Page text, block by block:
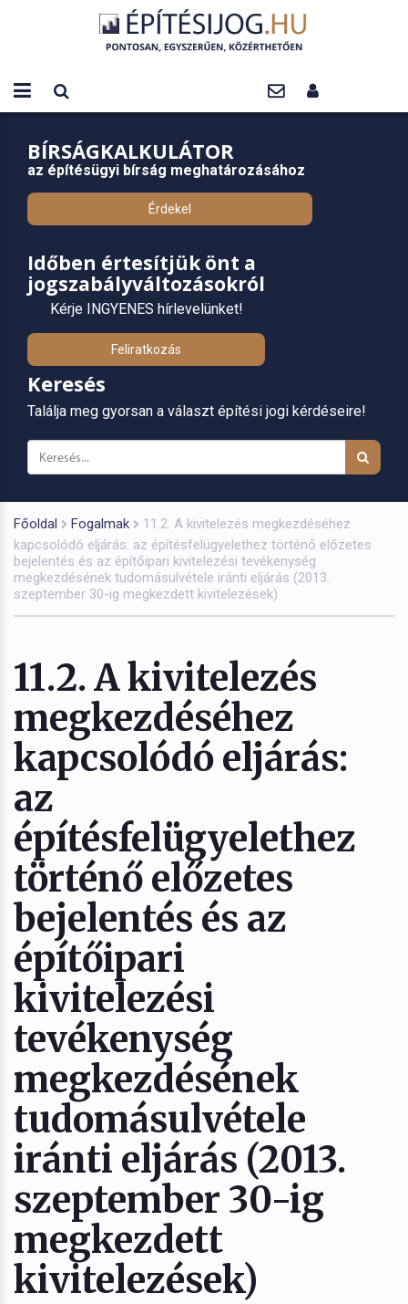
BÍRSÁGKALKULÁTOR
az építésügyi bírság meghatározásához
Érdekel
Időben értesítjük önt a
jogszabályváltozásokról
Kérje INGYENES hírlevelünket!
Feliratkozás
Keresés
Találja meg gyorsan a választ építési jogi kérdéseire!
Főoldal Fogalmak
11.2. A kivitelezés megkezdéséhez
kapcsolódó eljárás: az építésfelügyelethez történő előzetes
bejelentés és az építőipari kivitelezési tevékenység
megkezdésének tudomásulvétele iránti eljárás (2013.
szeptember 30-ig megkezdett kivitelezések)
11.2. A kivitelezés
megkezdéséhez
kapcsolódó eljárás:
az
építésfelügyelethez
történő előzetes
bejelentés és az
építőipari
kivitelezési
tevékenység
megkezdésének
tudomásulvétele
iránti eljárás (2013.
szeptember 30-ig
megkezdett
kivitelezések)